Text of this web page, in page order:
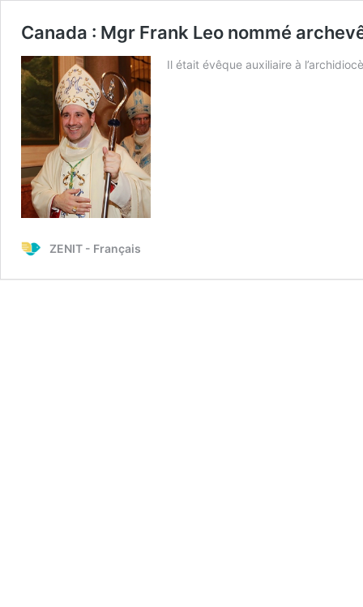
Canada : Mgr Frank Leo nommé
Il était évêque auxiliaire à
ZENIT - Français